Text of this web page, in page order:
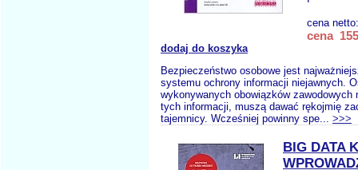
cena
cena
dodaj do koszyka
Bezpieczeństwo osobowe jest
systemu ochrony informacji niejawnych.
wykonywanych obowiązków zawodowych
tych informacji, muszą dawać rękojmię
tajemnicy. Wcześniej powinny spe... >>>
BIG DATA